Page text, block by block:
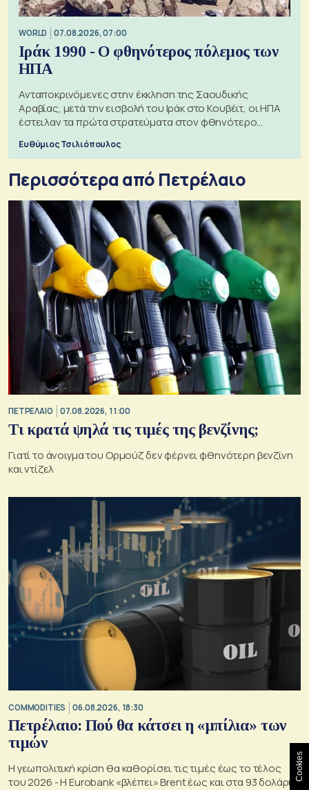
WORLD 07.08.2026, 07:00
Ιράκ 1990 - Ο φθηνότερος πόλεμος των
ΗΠΑ
Ανταποκρινόμενες στην έκκληση της Σαουδικής
Αραβίας, μετά την εισβολή του Ιράκ στο Κουβέιτ, οι ΗΠΑ
έστειλαν τα πρώτα στρατεύματα στον φθηνότερο
Ευθύμιος Τσιλιόπουλος
Περισσότερα από Πετρέλαιο
ΠΕΤΡΕΛΑΙΟ 07.08.2026, 11:00
Τι κρατά ψηλά τις τιμές της βενζίνης;
Γιατί το άνοιγμα του Ορμούζ δεν φέρνει φθηνότερη βενζίνη
και ντίζελ
COMMODITIES 06.08.2026, 18:30
Πετρέλαιο: Πού θα κάτσει η «μπίλια» των
τιμών
Η γεωπολιτική κρίση θα καθορίσει τις τιμές έως το τέλος
του 2026 - Η Eurobank «βλέπει» Brent έως και στα 93 δολάρια
Cookies